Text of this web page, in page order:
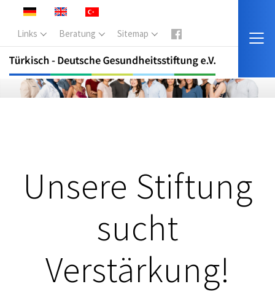
Links Beratung Sitemap
Unsere Stiftung
sucht
Verstärkung!